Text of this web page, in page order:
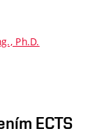
Ph.D.
ECTS